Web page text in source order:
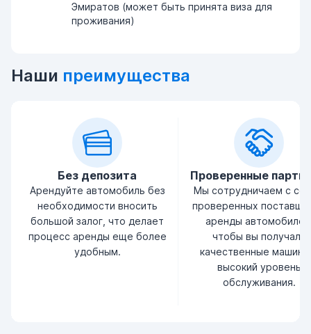
Эмиратов (может быть принята виза для
проживания)
Наши преимущества
Без депозита
Арендуйте автомобиль без
необходимости вносить
большой залог, что делает
процесс аренды еще более
удобным.
Проверенные
Мы сотрудничаем с
проверенных
аренды
чтобы вы получали
качественные
высокий уровень
обслуживания.